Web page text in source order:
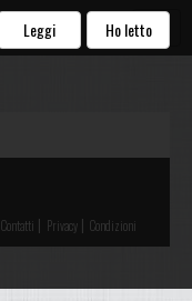
Contatti | Privacy | Condizioni
Leggi Ho letto